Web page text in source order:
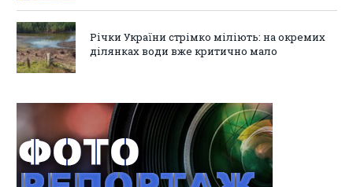
Річки України стрімко міліють: на окремих
ділянках води вже критично мало